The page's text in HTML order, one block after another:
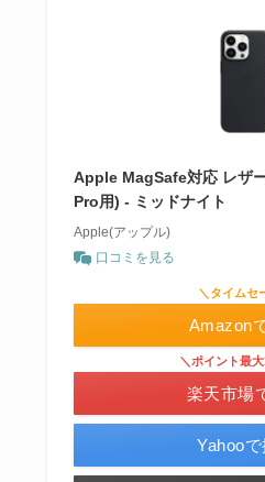
Apple MagSafe対応 レザ
Pro用) - ミッドナイト
Apple(アップル)
口コミを見る
＼タイムセ
Amazon
＼ポイント最
楽天市場
Yahooで